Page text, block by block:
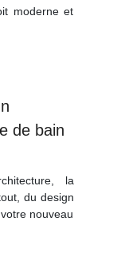
moderne et
de bain
la
du design
nouveau